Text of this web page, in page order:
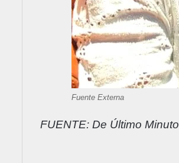
Fuente Externa
FUENTE: De Último Minuto